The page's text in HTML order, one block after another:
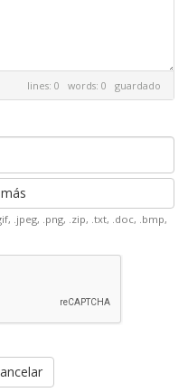
lines: 0 words: 0 guardado
.jpeg, .png, .zip, .txt, .doc, .bmp,